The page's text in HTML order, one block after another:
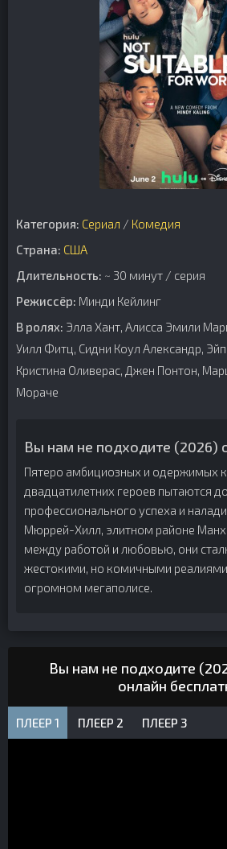
Категория: Сериал / Комедия
Страна: США
Длительность: ~ 30 минут / серия
Режиссёр: Минди Кейлинг
В ролях: Элла Хант, Алисса Эмили
Уилл Фитц, Сидни Коул Александр,
Кристина Оливерас, Джен Понтон,
Мораче
Вы нам не подходите (2026)
Пятеро амбициозных и одержимых
двадцатилетних героев пытаются
профессионального успеха и
Мюррей-Хилл, элитном районе
между работой и любовью, они
жестокими, но комичными реалиями
огромном мегаполисе.
Вы нам не подходите
онлайн
ПЛЕЕР 1 ПЛЕЕР 2 ПЛЕЕР 3